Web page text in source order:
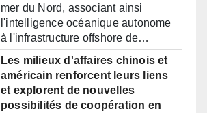
mer du Nord, associant ainsi
l'intelligence océanique autonome
à l'infrastructure offshore de…
Les milieux d'affaires chinois et
américain renforcent leurs liens
et explorent de nouvelles
possibilités de coopération en